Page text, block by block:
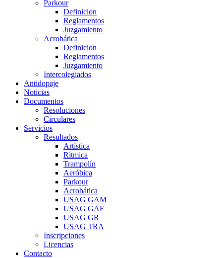
Parkour
Definicion
Reglamentos
Juzgamiento
Acrobática
Definicion
Reglamentos
Juzgamiento
Intercolegiados
Antidopaje
Noticias
Documentos
Resoluciones
Circulares
Servicios
Resultados
Artística
Rítmica
Trampolín
Aeróbica
Parkour
Acrobática
USAG GAM
USAG GAF
USAG GR
USAG TRA
Inscripciones
Licencias
Contacto